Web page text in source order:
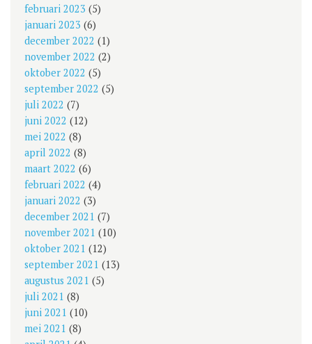
februari 2023 (5)
januari 2023 (6)
december 2022 (1)
november 2022 (2)
oktober 2022 (5)
september 2022 (5)
juli 2022 (7)
juni 2022 (12)
mei 2022 (8)
april 2022 (8)
maart 2022 (6)
februari 2022 (4)
januari 2022 (3)
december 2021 (7)
november 2021 (10)
oktober 2021 (12)
september 2021 (13)
augustus 2021 (5)
juli 2021 (8)
juni 2021 (10)
mei 2021 (8)